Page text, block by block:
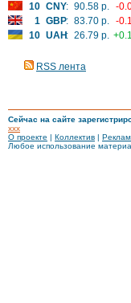
10 CNY: 90.58 р. -
1 GBP: 83.70 р. -
10 UAH: 26.79 р.
RSS лента
Сейчас на сайте
xxx
О проекте | Коллектив |
Любое использование